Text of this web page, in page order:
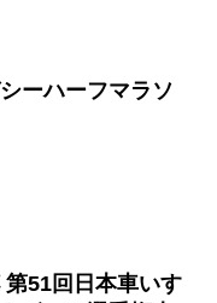
ーハーフマラソ
第51回日本車いす